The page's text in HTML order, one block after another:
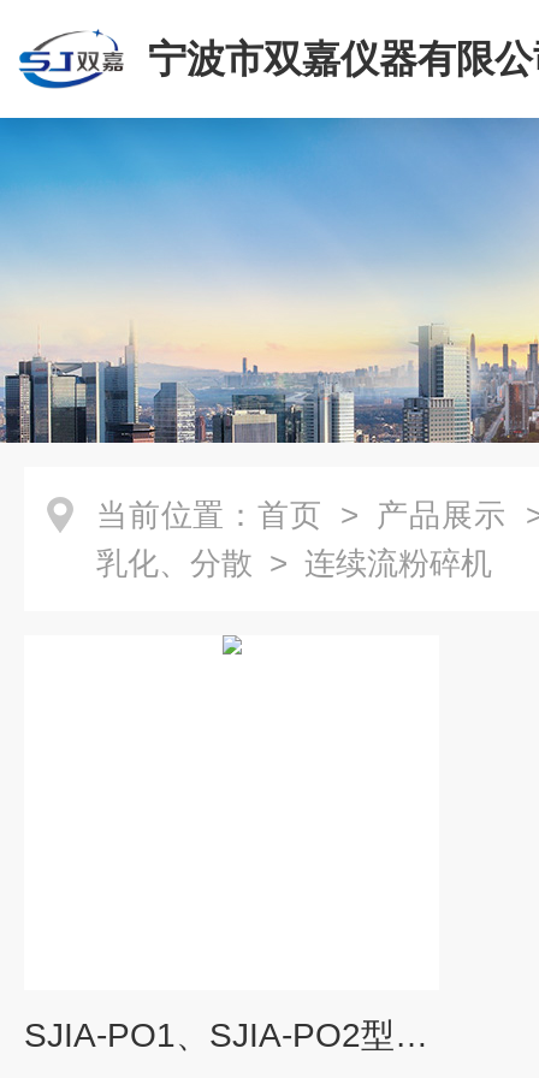
宁波市双嘉仪器有限
当前位置： 首页 > 产品展示
乳化、分散 > 连续流粉碎机
SJIA-PO1、SJIA-PO2型经济型 超声波连续流粉碎机